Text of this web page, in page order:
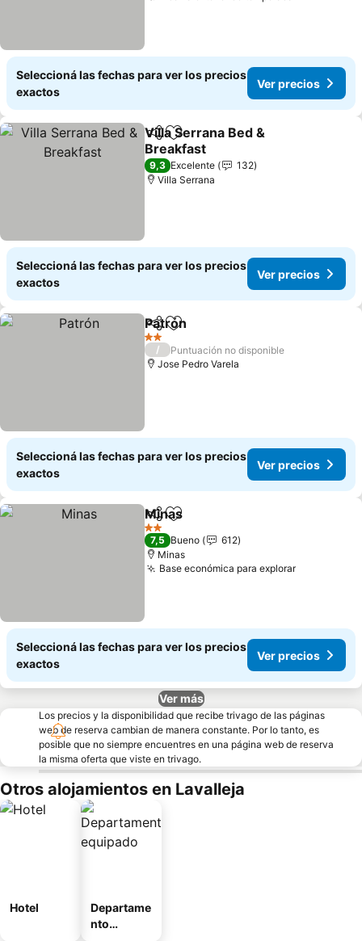
Seleccioná las fechas para ver los precios
exactos
Ver precios
CompartirAñadir a favoritos
Villa Serrana Bed &
Breakfast
9,3 Excelente
132
Villa Serrana
Seleccioná las fechas para ver los precios
exactos
Ver precios
CompartirAñadir a favoritos
Patrón
2 Estrellas
/
Puntuación no disponible
Jose Pedro Varela
Seleccioná las fechas para ver los precios
exactos
Ver precios
CompartirAñadir a favoritos
Minas
2 Estrellas
7,5 Bueno
612
Minas
Base económica para explorar
Seleccioná las fechas para ver los precios
exactos
Ver precios
Ver más
Los precios y la disponibilidad que recibe trivago de las páginas
web de reserva cambian de manera constante. Por lo tanto, es
posible que no siempre encuentres en una página web de reserva
la misma oferta que viste en trivago.
Otros alojamientos en Lavalleja
Hotel
Departame
nto